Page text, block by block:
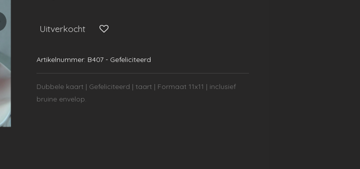
Uitverkocht
Artikelnummer: B407 - Gefeliciteerd
Dubbele kaart | Gefeliciteerd | taart | Formaat 11x11 | inclusief
bruine envelop.